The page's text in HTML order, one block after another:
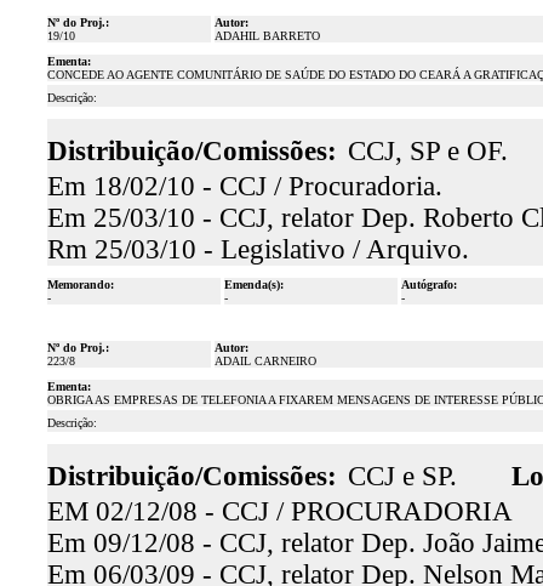
Nº do Proj.:
19/10
Autor:
ADAHIL BARRETO
Ementa:
CONCEDE AO AGENTE COMUNITÁRIO DE SAÚDE DO ESTADO DO CEARÁ A
Descrição:
Distribuição/Comissões: CCJ, SP e OF.
Em 18/02/10 - CCJ / Procuradoria.
Em 25/03/10 - CCJ, relator Dep. Roberto
Rm 25/03/10 - Legislativo / Arquivo.
Memorando:
-
Emenda(s):
-
Autógrafo:
-
Nº do Proj.:
223/8
Autor:
ADAIL CARNEIRO
Ementa:
OBRIGA AS EMPRESAS DE TELEFONIA A FIXAREM MENSAGENS DE INTERESSE
Descrição:
Distribuição/Comissões: CCJ e SP.
EM 02/12/08 - CCJ / PROCURADORIA
Em 09/12/08 - CCJ, relator Dep. João
Em 06/03/09 - CCJ, relator Dep. Nelson